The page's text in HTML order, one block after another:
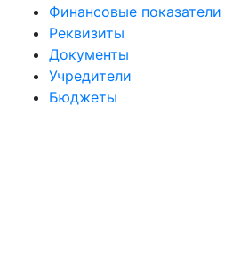
Финансовые показатели
Реквизиты
Документы
Учредители
Бюджеты